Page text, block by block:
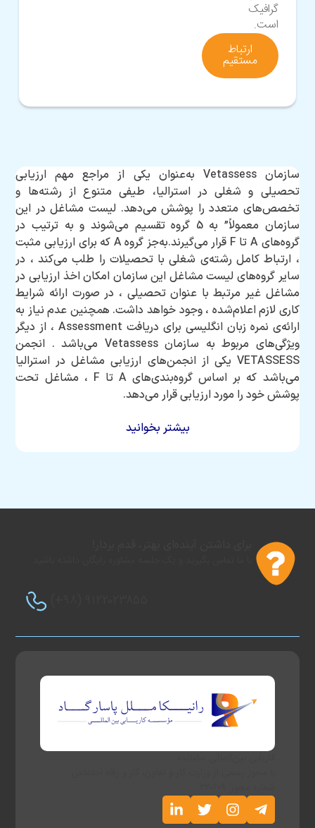
گرافیک
است.
ارتباط
مستقیم
بیشتر بخوانید
سازمان Vetassess به‌عنوان یکی از مراجع مهم ارزیابی
تحصیلی و شغلی در استرالیا، طیفی متنوع از رشته‌ها و
تخصص‌های متعدد را پوشش می‌دهد. لیست مشاغل در این
سازمان معمولاً” به 5 گروه تقسیم می‌شوند و به ترتیب در
گروه‌های A تا F قرار می‌گیرند.به‌جز گروه A که برای ارزیابی مثبت
، ارتباط کامل رشته‌ی شغلی با تحصیلات را طلب می‌کند ، در
سایر گروه‌های لیست مشاغل این سازمان امکان اخذ ارزیابی در
مشاغل غیر مرتبط با عنوان تحصیلی ، در صورت ارائه شرایط
کاری لازم اعلام‌شده ، وجود خواهد داشت. همچنین عدم نیاز به
ارائه‌ی نمره زبان انگلیسی برای دریافت Assessment ، از دیگر
ویژگی‌های مربوط به سازمان Vetassess می‌باشد . انجمن
VETASSESS یکی از انجمن‌های ارزیابی مشاغل در استرالیا
می‌باشد که بر اساس گروه‌بندی‌های A تا F ، مشاغل تحت
پوشش خود را مورد ارزیابی قرار می‌دهد.
برای داشتن آینده‌ای بهتر، قدم بردار!
با ما تماس بگیرید و یک جلسه مشاوره رایگان داشته باشید.